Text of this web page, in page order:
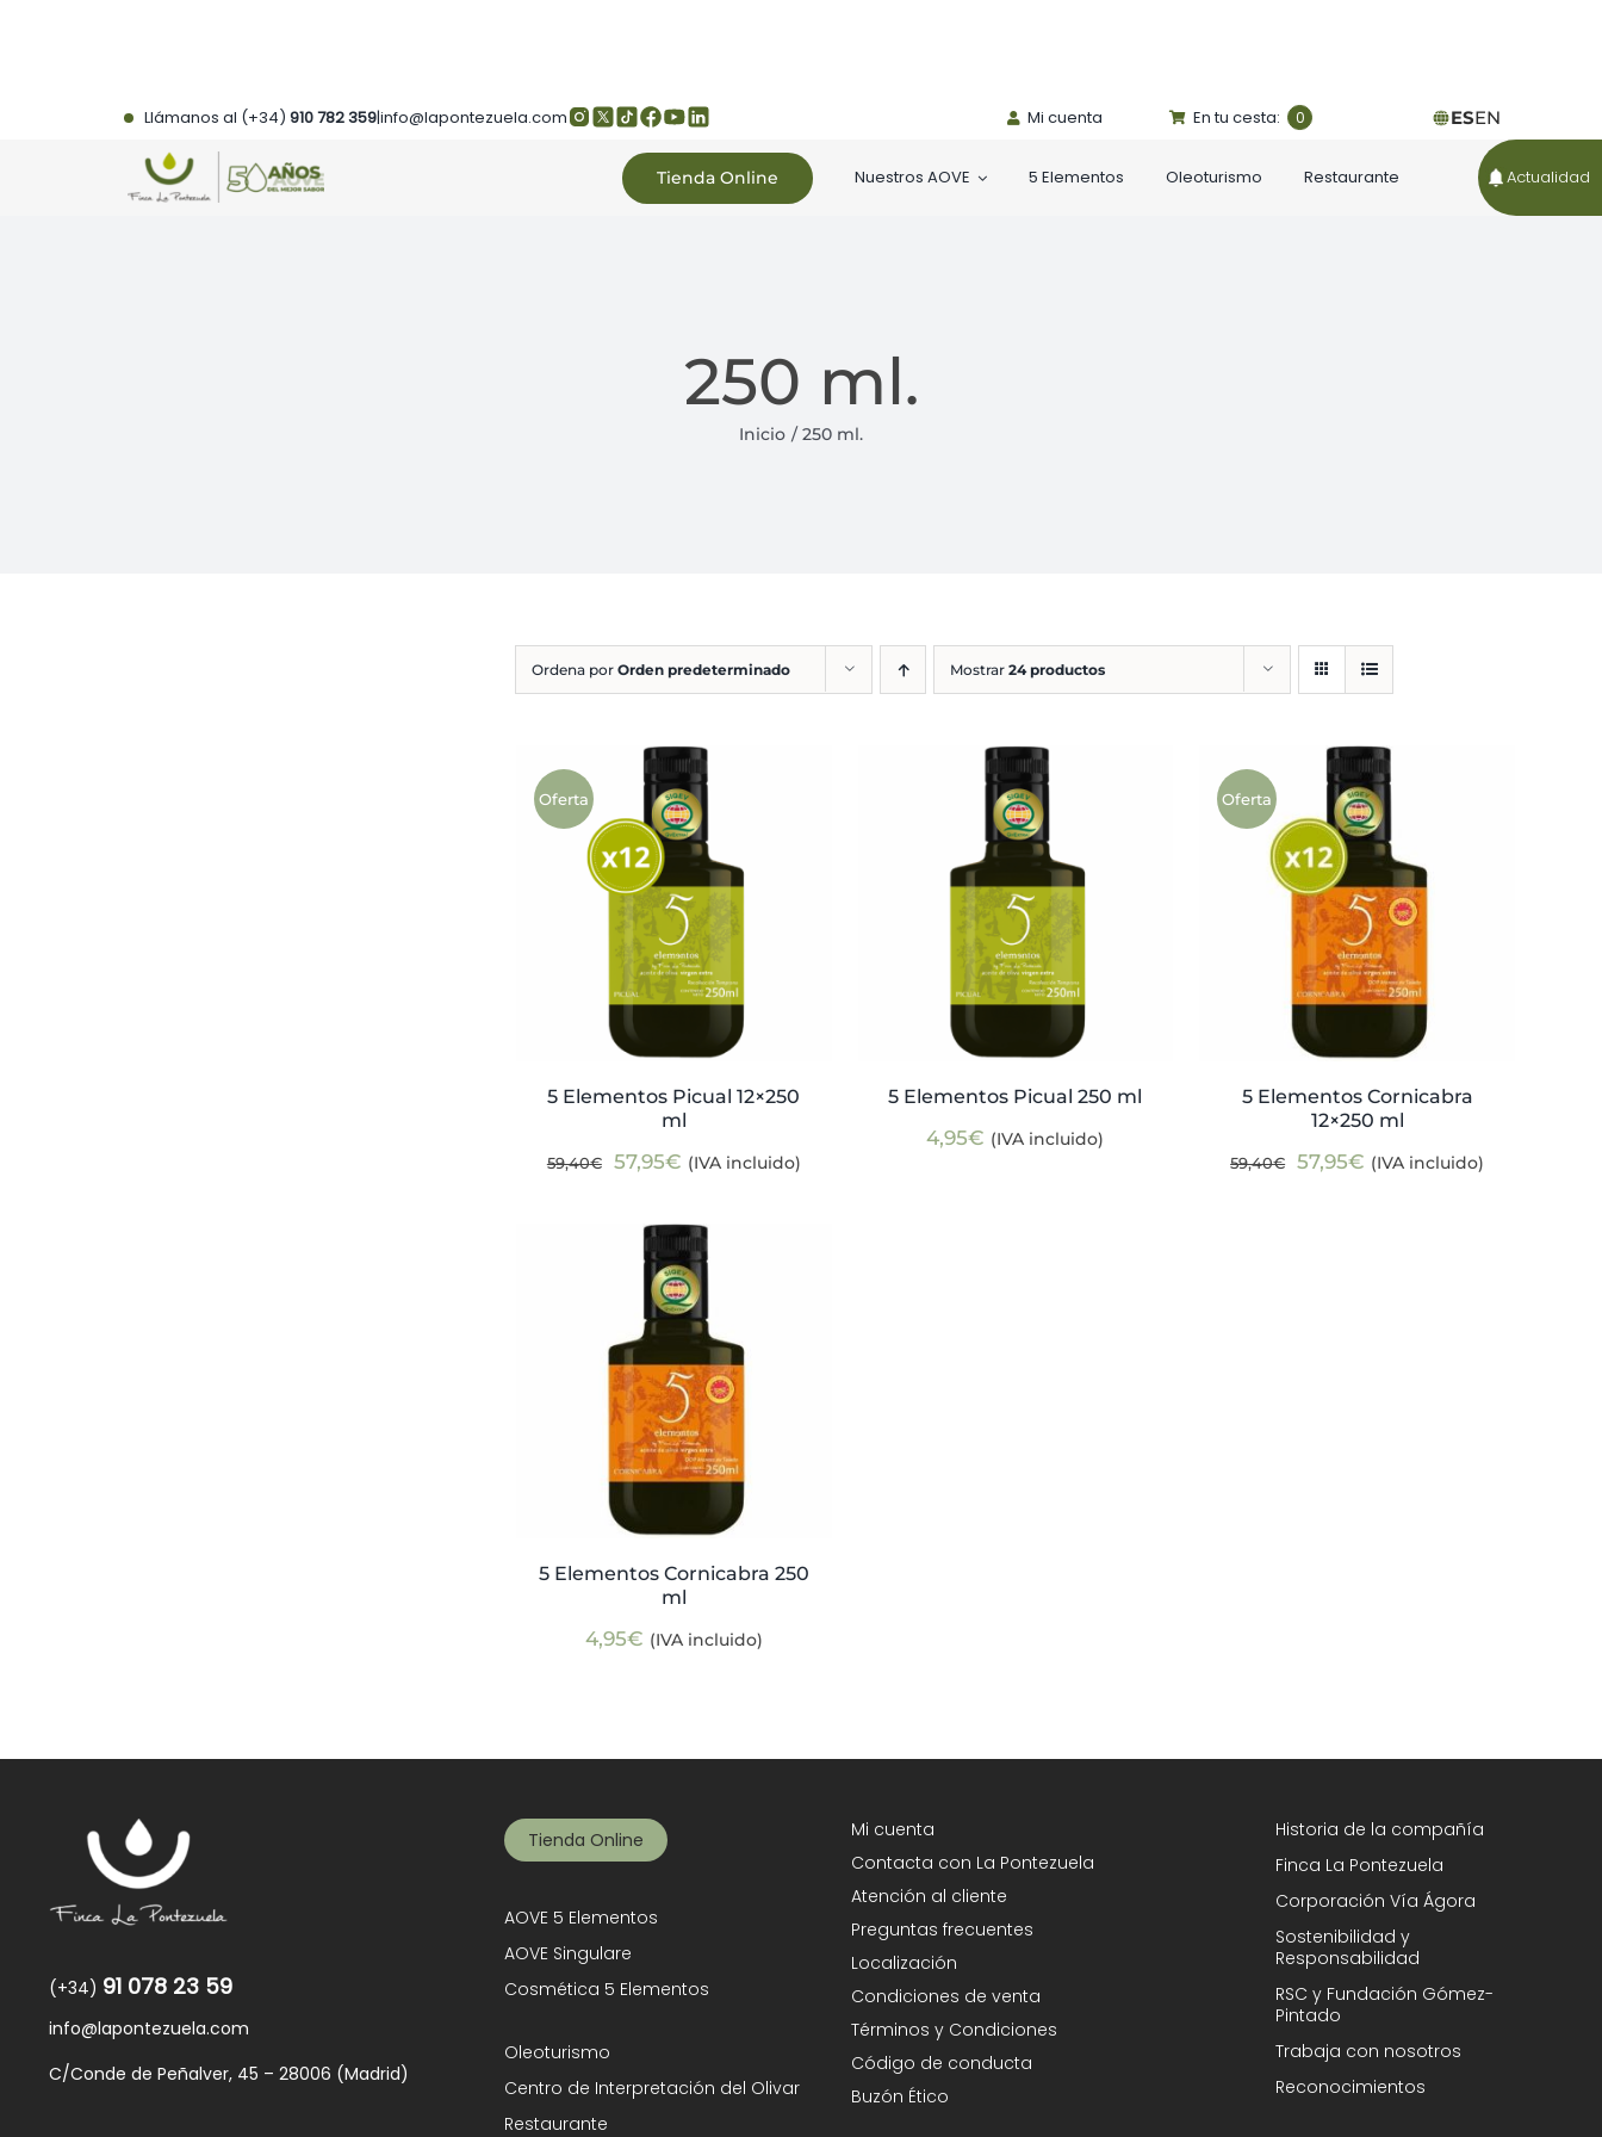
Llámanos al (+34) 910 782 359|info@lapontezuela.com Mi cuenta En tu cesta: 0 ESEN
Tienda Online Nuestros AOVE 5 Elementos Oleoturismo Restaurante Actualidad
250 ml.
Inicio 250 ml.
Ordena por Orden predeterminado Mostrar 24 productos
Oferta
5 Elementos Picual 12×250
ml
59,40€
El
original
era:
59,40€.
57,95€El
actual
es:
57,95€.
(IVA incluido)
5 Elementos Picual 250 ml
4,95€ (IVA incluido)
Oferta
5 Elementos Cornicabra
12×250 ml
59,40€
El
57,95€ El
(IVA incluido)
5 Elementos Cornicabra 250
ml
4,95€ (IVA incluido)
(+34) 91 078 23 59
info@lapontezuela.com
C/Conde de Peñalver, 45 – 28006 (Madrid)
Tienda Online
AOVE 5 Elementos
AOVE Singulare
Cosmética 5 Elementos
Oleoturismo
Centro de Interpretación del Olivar
Restaurante
Mi cuenta
Contacta con La Pontezuela
Atención al cliente
Preguntas frecuentes
Localización
Condiciones de venta
Términos y Condiciones
Código de conducta
Buzón Ético
Historia de la compañía
Finca La Pontezuela
Corporación Vía Ágora
Sostenibilidad y
Responsabilidad
RSC y Fundación Gómez-
Pintado
Trabaja con nosotros
Reconocimientos